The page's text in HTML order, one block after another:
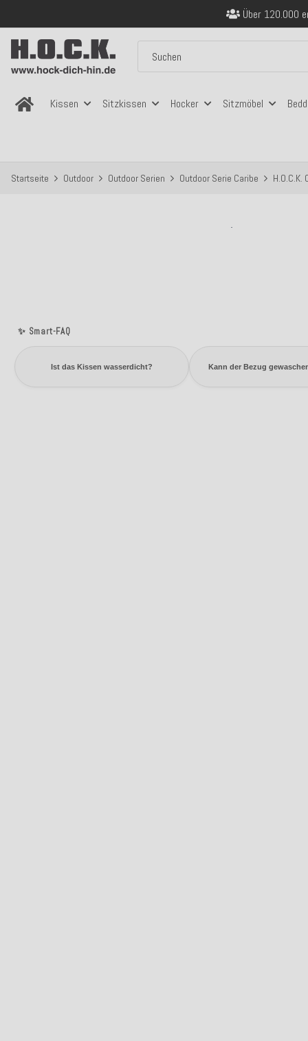
Über 120.000
Sicher
Kissen Sitzkissen Hocker Sitzmöbel
Startseite Outdoor Outdoor Serien Outdoor Serie Caribe
✨ Smart-FAQ
Ist das Kissen wasserdicht? Kann der Bezug